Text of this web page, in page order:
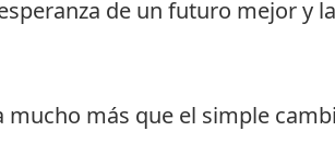
de un futuro mejor y
mucho más que el simple